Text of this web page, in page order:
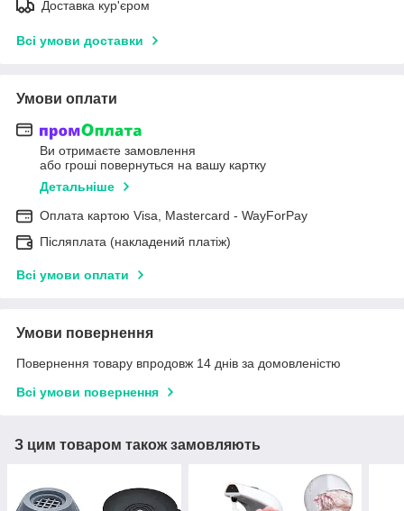
Доставка кур'єром
Всі умови доставки
Умови оплати
Ви отримаєте замовлення
або гроші повернуться на вашу картку
Детальніше
Оплата картою Visa, Mastercard - WayForPay
Післяплата (накладений платіж)
Всі умови оплати
Умови повернення
Повернення товару впродовж 14 днів за домовленістю
Всі умови повернення
З цим товаром також замовляють